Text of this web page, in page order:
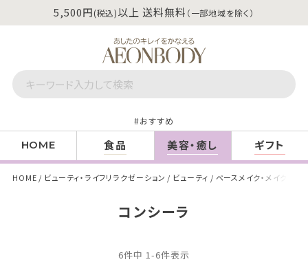
5,500円(税込)以上 送料無料 （一部地域を除く）
おすすめ
HOME 食品 美容・癒し ギフト
HOME ビューティ・ライフリラクゼーション ビューティ ベースメイク・メイクアッ
コンシーラ
6件中 1 -6件表示